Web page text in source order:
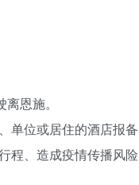
恩施。
位或居住的酒店报
、造成疫情传播风险